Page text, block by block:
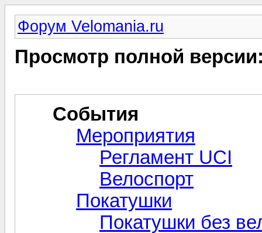
Форум Velomania.ru
Просмотр полной
События
Мероприятия
Регламент UCI
Велоспорт
Покатушки
Покатушки без